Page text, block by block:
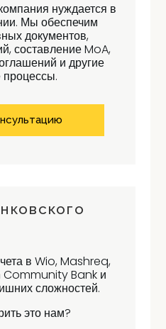
нуждается в
Мы обеспечим
документов,
составление MoA,
и другие
в Wio, Mashreq,
Community Bank и
сложностей.
это нам?